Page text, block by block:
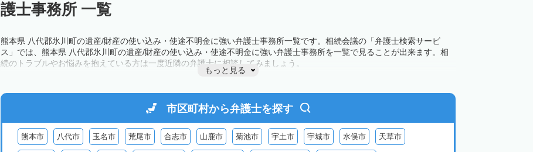
護士事務所 一覧
熊本県 八代郡氷川町の遺産/財産の使い込み・使途不明金に強い弁護士事務所一覧です。相続会議の「弁護士検索サービ
ス」では、熊本県 八代郡氷川町の遺産/財産の使い込み・使途不明金に強い弁護士事務所を一覧で見ることが出来ます。相
続のトラブルやお悩みを抱えている方は一度近隣の弁護士に相談してみましょう。
もっと見る
市区町村から弁護士を探す
熊本市 八代市 玉名市 荒尾市 合志市 山鹿市 菊池市 宇土市 宇城市 水俣市 天草市